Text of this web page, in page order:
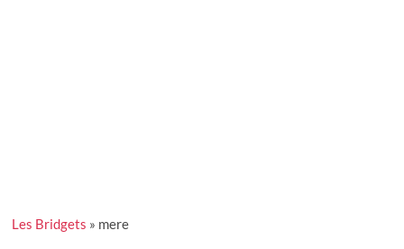
Les Bridgets » mere